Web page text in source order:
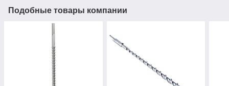
Подобные товары компании